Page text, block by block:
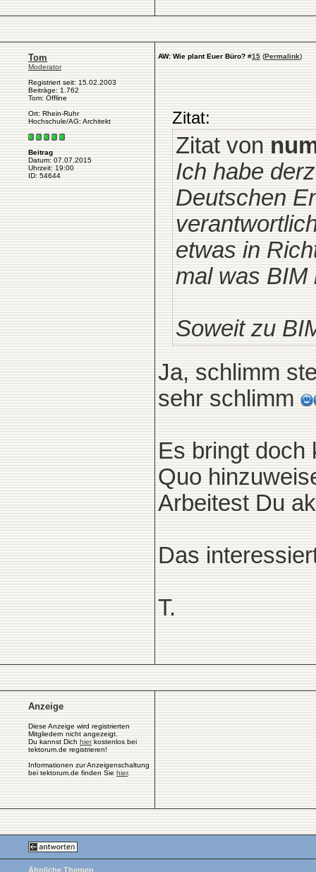
Tom
Moderator
Registriert seit: 15.02.2003
Beiträge: 1.762
Tom: Offline
Ort: Rhein-Ruhr
Hochschule/AG: Architekt
Beitrag
Datum: 07.07.2015
Uhrzeit: 19:00
ID: 54644
AW: Wie plant Euer Büro? #15 (Permalink)
Zitat:
Zitat von
Ich habe
Deutschen
etwas in
mal was BIM
Soweit zu
Ja, schlimm
sehr schlimm
Es bringt doch
Quo
Arbeitest Du
Das
T.
Anzeige
Diese Anzeige wird registrierten
Mitgliedern nicht angezeigt.
Du kannst Dich hierkostenlos bei
tektorum.de registrieren!
Informationen zur Anzeigenschaltung
bei tektorum.de finden Sie hier.
Ähnliche Themen